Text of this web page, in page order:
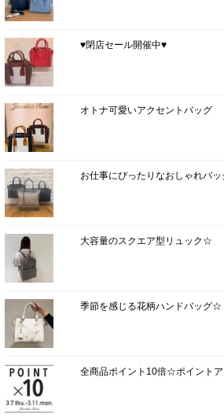
♥閉店セール開催中♥
オトナ可愛いアクセントバッグ
お仕事にぴったりなおしゃれバッ
大容量のスクエア型リュック☆
季節を感じる花柄ハンドバッグ☆
全商品ポイント10倍☆ポイントア